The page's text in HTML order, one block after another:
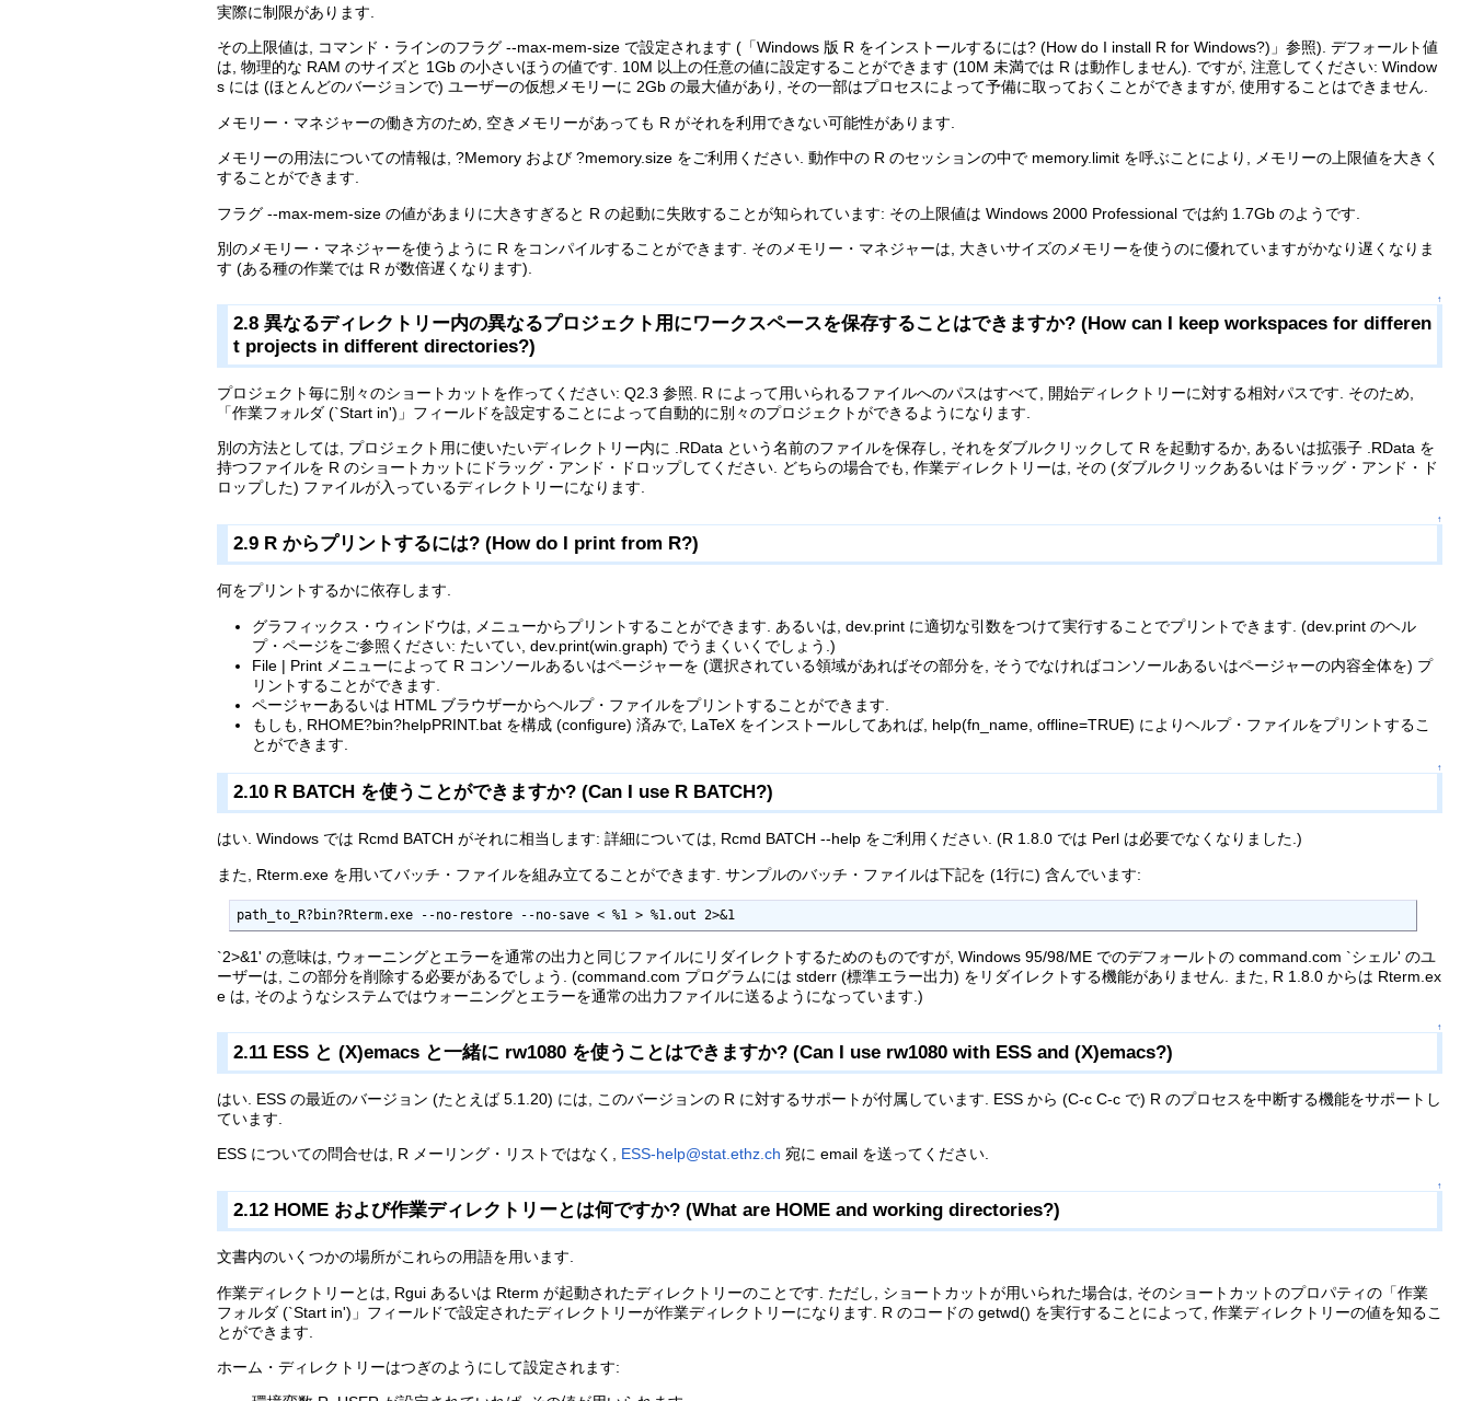
実際に制限があります.
その上限値は, コマンド・ラインのフラグ --max-mem-size で設定されます (「Windows 版 R をインストールするには? (How do I install R for Windows?)」参照). デフォールト値
は, 物理的な RAM のサイズと 1Gb の小さいほうの値です. 10M 以上の任意の値に設定することができます (10M 未満では R は動作しません). ですが, 注意してください: Window
s には (ほとんどのバージョンで) ユーザーの仮想メモリーに 2Gb の最大値があり, その一部はプロセスによって予備に取っておくことができますが, 使用することはできません.
メモリー・マネジャーの働き方のため, 空きメモリーがあっても R がそれを利用できない可能性があります.
メモリーの用法についての情報は, ?Memory および ?memory.size をご利用ください. 動作中の R のセッションの中で memory.limit を呼ぶことにより, メモリーの上限値を大きく
することができます.
フラグ --max-mem-size の値があまりに大きすぎると R の起動に失敗することが知られています: その上限値は Windows 2000 Professional では約 1.7Gb のようです.
別のメモリー・マネジャーを使うように R をコンパイルすることができます. そのメモリー・マネジャーは, 大きいサイズのメモリーを使うのに優れていますがかなり遅くなりま
す (ある種の作業では R が数倍遅くなります).
↑
2.8 異なるディレクトリー内の異なるプロジェクト用にワークスペースを保存することはできますか? (How can I keep workspaces for differen
t projects in different directories?)
プロジェクト毎に別々のショートカットを作ってください: Q2.3 参照. R によって用いられるファイルへのパスはすべて, 開始ディレクトリーに対する相対パスです. そのため,
「作業フォルダ (`Start in')」フィールドを設定することによって自動的に別々のプロジェクトができるようになります.
別の方法としては, プロジェクト用に使いたいディレクトリー内に .RData という名前のファイルを保存し, それをダブルクリックして R を起動するか, あるいは拡張子 .RData を
持つファイルを R のショートカットにドラッグ・アンド・ドロップしてください. どちらの場合でも, 作業ディレクトリーは, その (ダブルクリックあるいはドラッグ・アンド・ド
ロップした) ファイルが入っているディレクトリーになります.
↑
2.9 R からプリントするには? (How do I print from R?)
何をプリントするかに依存します.
グラフィックス・ウィンドウは, メニューからプリントすることができます. あるいは, dev.print に適切な引数をつけて実行することでプリントできます. (dev.print のヘル
プ・ページをご参照ください: たいてい, dev.print(win.graph) でうまくいくでしょう.)
File | Print メニューによって R コンソールあるいはページャーを (選択されている領域があればその部分を, そうでなければコンソールあるいはページャーの内容全体を) プ
リントすることができます.
ページャーあるいは HTML ブラウザーからヘルプ・ファイルをプリントすることができます.
もしも, RHOME?bin?helpPRINT.bat を構成 (configure) 済みで, LaTeX をインストールしてあれば, help(fn_name, offline=TRUE) によりヘルプ・ファイルをプリントするこ
とができます.
↑
2.10 R BATCH を使うことができますか? (Can I use R BATCH?)
はい. Windows では Rcmd BATCH がそれに相当します: 詳細については, Rcmd BATCH --help をご利用ください. (R 1.8.0 では Perl は必要でなくなりました.)
また, Rterm.exe を用いてバッチ・ファイルを組み立てることができます. サンプルのバッチ・ファイルは下記を (1行に) 含んでいます:
path_to_R?bin?Rterm.exe --no-restore --no-save < %1 > %1.out 2>&1
`2>&1' の意味は, ウォーニングとエラーを通常の出力と同じファイルにリダイレクトするためのものですが, Windows 95/98/ME でのデフォールトの command.com `シェル' のユ
ーザーは, この部分を削除する必要があるでしょう. (command.com プログラムには stderr (標準エラー出力) をリダイレクトする機能がありません. また, R 1.8.0 からは Rterm.ex
e は, そのようなシステムではウォーニングとエラーを通常の出力ファイルに送るようになっています.)
↑
2.11 ESS と (X)emacs と一緒に rw1080 を使うことはできますか? (Can I use rw1080 with ESS and (X)emacs?)
はい. ESS の最近のバージョン (たとえば 5.1.20) には, このバージョンの R に対するサポートが付属しています. ESS から (C-c C-c で) R のプロセスを中断する機能をサポートし
ています.
ESS についての問合せは, R メーリング・リストではなく, ESS-help@stat.ethz.ch 宛に email を送ってください.
↑
2.12 HOME および作業ディレクトリーとは何ですか? (What are HOME and working directories?)
文書内のいくつかの場所がこれらの用語を用います.
作業ディレクトリーとは, Rgui あるいは Rterm が起動されたディレクトリーのことです. ただし, ショートカットが用いられた場合は, そのショートカットのプロパティの「作業
フォルダ (`Start in')」フィールドで設定されたディレクトリーが作業ディレクトリーになります. R のコードの getwd() を実行することによって, 作業ディレクトリーの値を知るこ
とができます.
ホーム・ディレクトリーはつぎのようにして設定されます: